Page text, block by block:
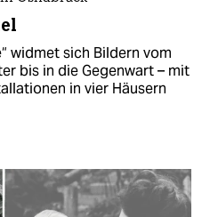
widmet sich Bildern vom
bis in die Gegenwart – mit
in vier Häusern